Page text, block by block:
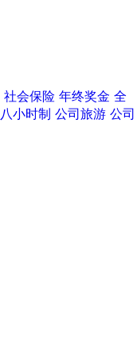
社会保险 年终奖金 全
八小时制 公司旅游 公司